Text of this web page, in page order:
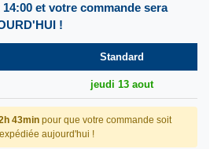
et votre commande sera
!
Standard
jeudi 13 aout
43min pour que votre commande soit
expédiée aujourd'hui !